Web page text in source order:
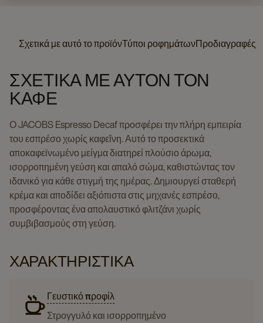
Σχετικά με αυτό το προϊόνΤύποι ροφημάτωνΠροδιαγραφές
ΣΧΕΤΙΚΆ ΜΕ ΑΥΤΌΝ ΤΟΝ
ΚΑΦΈ
Ο JACOBS Espresso Decaf προσφέρει την πλήρη εμπειρία
του εσπρέσο χωρίς καφεΐνη. Αυτό το προσεκτικά
αποκαφεϊνωμένο μείγμα διατηρεί πλούσιο άρωμα,
ισορροπημένη γεύση και απαλό σώμα, καθιστώντας τον
ιδανικό για κάθε στιγμή της ημέρας. Δημιουργεί σταθερή
κρέμα και αποδίδει αξιόπιστα στις μηχανές εσπρέσο,
προσφέροντας ένα απολαυστικό φλιτζάνι χωρίς
συμβιβασμούς στη γεύση.
ΧΑΡΑΚΤΗΡΙΣΤΙΚΆ
Γευστικό προφίλ
Στρογγυλό και ισορροπημένο